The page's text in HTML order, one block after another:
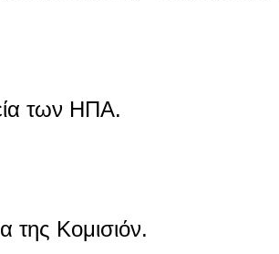
των ΗΠΑ.
της Kομισιόν.